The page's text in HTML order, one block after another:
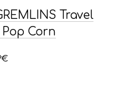
Travel
Corn
€